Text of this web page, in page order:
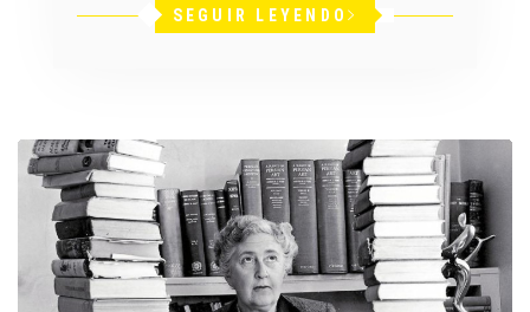
SEGUIR LEYENDO